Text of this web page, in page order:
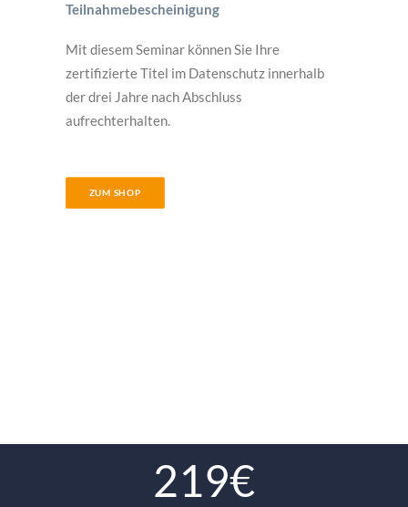
Teilnahmebescheinigung
Mit diesem Seminar können Sie Ihre
zertifizierte Titel im Datenschutz innerhalb
der drei Jahre nach Abschluss
aufrechterhalten.
ZUM SHOP
219€